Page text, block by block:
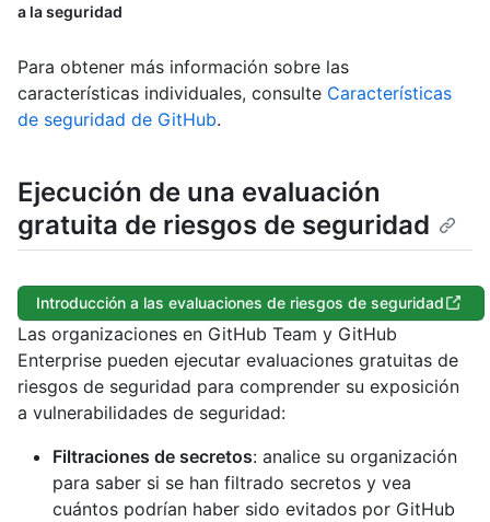
a la seguridad
Para obtener más información sobre las
características individuales, consulte Características
de seguridad de GitHub.
Ejecución de una evaluación
gratuita de riesgos de seguridad
Introducción a las evaluaciones de riesgos de seguridad
Las organizaciones en GitHub Team y GitHub
Enterprise pueden ejecutar evaluaciones gratuitas de
riesgos de seguridad para comprender su exposición
a vulnerabilidades de seguridad:
Filtraciones de secretos: analice su organización
para saber si se han filtrado secretos y vea
cuántos podrían haber sido evitados por GitHub